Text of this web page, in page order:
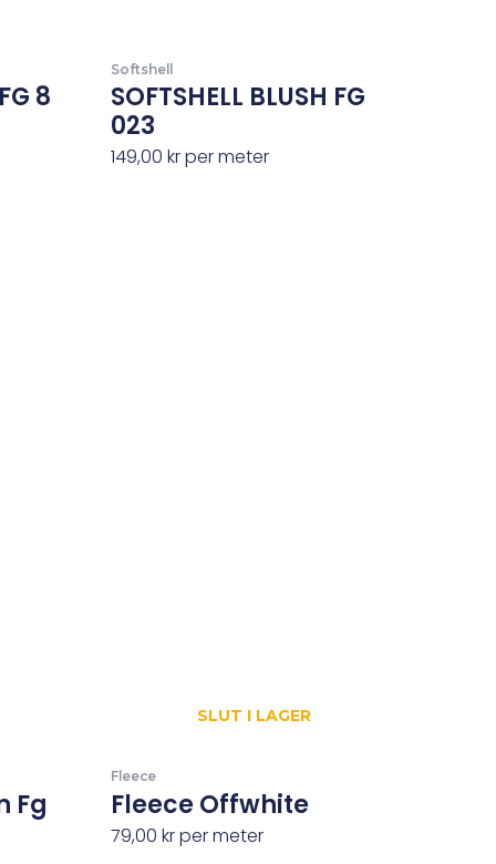
8
Softshell
SOFTSHELL BLUSH FG
023
149,00krper meter
Fg
SLUT I LAGER
Fleece
Fleece Offwhite
79,00krper meter